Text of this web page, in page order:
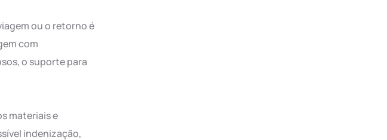
ou o retorno é
com
o suporte para
materiais e
indenização,